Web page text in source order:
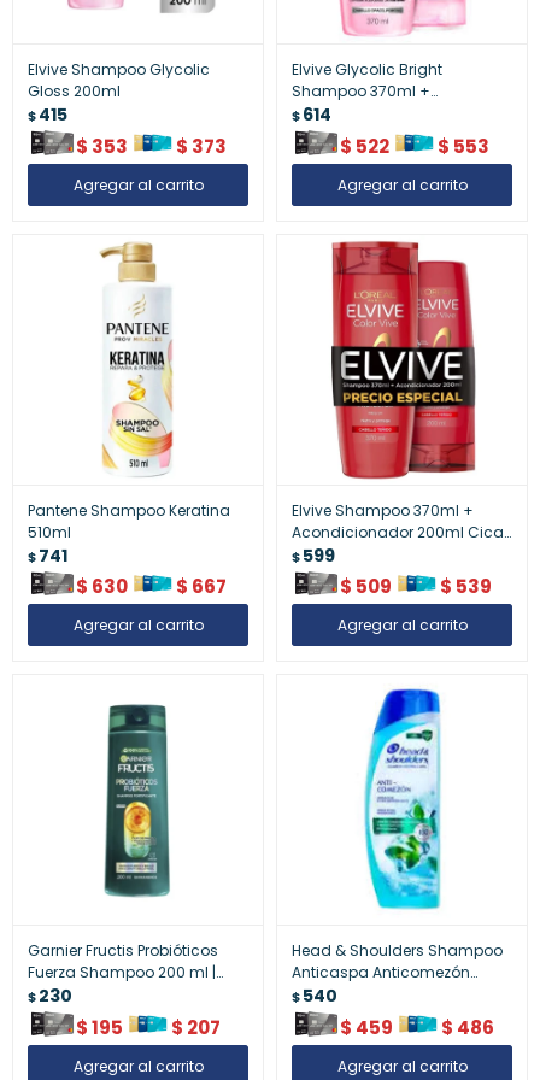
Elvive Shampoo Glycolic
Gloss 200ml
$415
$ 353 $ 373
Elvive Glycolic Bright
Shampoo 370ml +
Acondicionador 200ml
$614
$ 522 $ 553
Pantene Shampoo Keratina
510ml
$741
$ 630 $ 667
Elvive Shampoo 370ml +
Acondicionador 200ml Cica
Vive
$599
$ 509 $ 539
Garnier Fructis Probióticos
Fuerza Shampoo 200 ml |
Cabello Fuerte y Saludable
$230
$195 $ 207
Head & Shoulders Shampoo
Anticaspa Anticomezón
375ml
$540
$ 459 $ 486